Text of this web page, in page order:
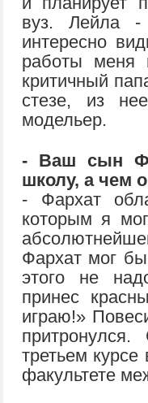
вуз. Лейла -
интересно
работы меня
критичный
стезе, из
модельер.
- Ваш сын
школу, а чем
- Фархат
которым я
Фархат мог
этого не
принес
играю!»
третьем курсе
факультете